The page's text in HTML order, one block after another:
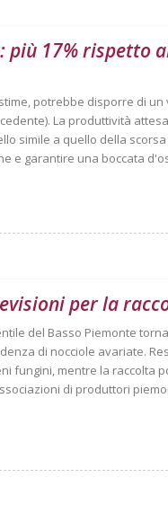
più 17% rispetto
potrebbe disporre di un
La produttività
simile a quello della
e garantire una boccata
per la
del Basso Piemonte
di nocciole avariate.
fungini, mentre la raccolta
di produttori